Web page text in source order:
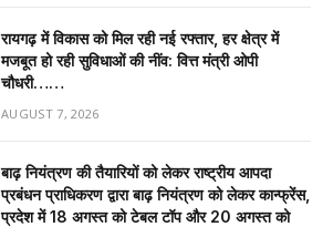
रायगढ़ में विकास को मिल रही नई रफ्तार, हर क्षेत्र में
मजबूत हो रही सुविधाओं की नींव: वित्त मंत्री ओपी
चौधरी……
AUGUST 7, 2026
बाढ़ नियंत्रण की तैयारियों को लेकर राष्ट्रीय आपदा
प्रबंधन प्राधिकरण द्वारा बाढ़ नियंत्रण को लेकर कान्फ्रेंस,
प्रदेश में 18 अगस्त को टेबल टॉप और 20 अगस्त को